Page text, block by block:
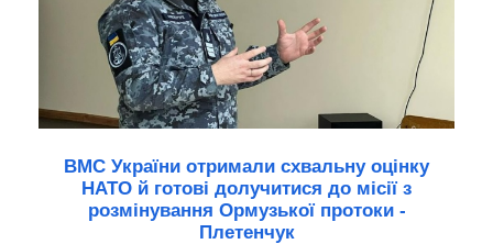
ВМС України отримали схвальну оцінку
НАТО й готові долучитися до місії з
розмінування Ормузької протоки -
Плетенчук